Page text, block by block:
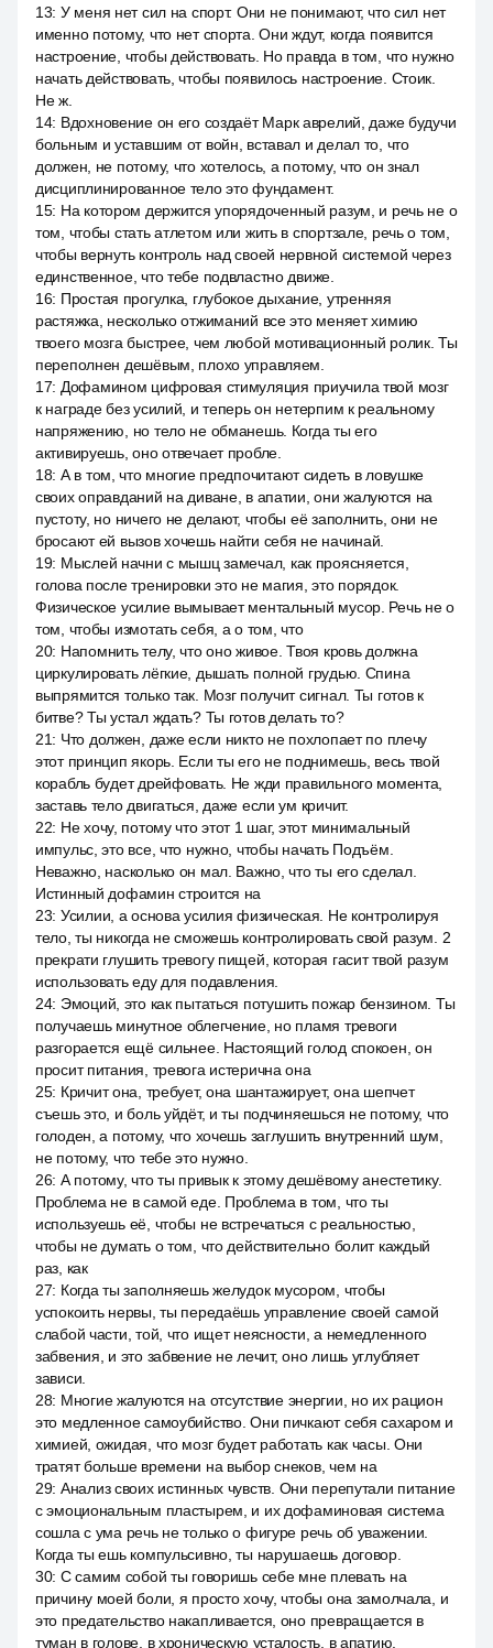
13: У меня нет сил на спорт. Они не понимают, что сил нет
именно потому, что нет спорта. Они ждут, когда появится
настроение, чтобы действовать. Но правда в том, что нужно
начать действовать, чтобы появилось настроение. Стоик.
Не ж.
14: Вдохновение он его создаёт Марк аврелий, даже будучи
больным и уставшим от войн, вставал и делал то, что
должен, не потому, что хотелось, а потому, что он знал
дисциплинированное тело это фундамент.
15: На котором держится упорядоченный разум, и речь не о
том, чтобы стать атлетом или жить в спортзале, речь о том,
чтобы вернуть контроль над своей нервной системой через
единственное, что тебе подвластно движе.
16: Простая прогулка, глубокое дыхание, утренняя
растяжка, несколько отжиманий все это меняет химию
твоего мозга быстрее, чем любой мотивационный ролик. Ты
переполнен дешёвым, плохо управляем.
17: Дофамином цифровая стимуляция приучила твой мозг
к награде без усилий, и теперь он нетерпим к реальному
напряжению, но тело не обманешь. Когда ты его
активируешь, оно отвечает пробле.
18: А в том, что многие предпочитают сидеть в ловушке
своих оправданий на диване, в апатии, они жалуются на
пустоту, но ничего не делают, чтобы её заполнить, они не
бросают ей вызов хочешь найти себя не начинай.
19: Мыслей начни с мышц замечал, как проясняется,
голова после тренировки это не магия, это порядок.
Физическое усилие вымывает ментальный мусор. Речь не о
том, чтобы измотать себя, а о том, что
20: Напомнить телу, что оно живое. Твоя кровь должна
циркулировать лёгкие, дышать полной грудью. Спина
выпрямится только так. Мозг получит сигнал. Ты готов к
битве? Ты устал ждать? Ты готов делать то?
21: Что должен, даже если никто не похлопает по плечу
этот принцип якорь. Если ты его не поднимешь, весь твой
корабль будет дрейфовать. Не жди правильного момента,
заставь тело двигаться, даже если ум кричит.
22: Не хочу, потому что этот 1 шаг, этот минимальный
импульс, это все, что нужно, чтобы начать Подъём.
Неважно, насколько он мал. Важно, что ты его сделал.
Истинный дофамин строится на
23: Усилии, а основа усилия физическая. Не контролируя
тело, ты никогда не сможешь контролировать свой разум. 2
прекрати глушить тревогу пищей, которая гасит твой разум
использовать еду для подавления.
24: Эмоций, это как пытаться потушить пожар бензином. Ты
получаешь минутное облегчение, но пламя тревоги
разгорается ещё сильнее. Настоящий голод спокоен, он
просит питания, тревога истерична она
25: Кричит она, требует, она шантажирует, она шепчет
съешь это, и боль уйдёт, и ты подчиняешься не потому, что
голоден, а потому, что хочешь заглушить внутренний шум,
не потому, что тебе это нужно.
26: А потому, что ты привык к этому дешёвому анестетику.
Проблема не в самой еде. Проблема в том, что ты
используешь её, чтобы не встречаться с реальностью,
чтобы не думать о том, что действительно болит каждый
раз, как
27: Когда ты заполняешь желудок мусором, чтобы
успокоить нервы, ты передаёшь управление своей самой
слабой части, той, что ищет неясности, а немедленного
забвения, и это забвение не лечит, оно лишь углубляет
зависи.
28: Многие жалуются на отсутствие энергии, но их рацион
это медленное самоубийство. Они пичкают себя сахаром и
химией, ожидая, что мозг будет работать как часы. Они
тратят больше времени на выбор снеков, чем на
29: Анализ своих истинных чувств. Они перепутали питание
с эмоциональным пластырем, и их дофаминовая система
сошла с ума речь не только о фигуре речь об уважении.
Когда ты ешь компульсивно, ты нарушаешь договор.
30: С самим собой ты говоришь себе мне плевать на
причину моей боли, я просто хочу, чтобы она замолчала, и
это предательство накапливается, оно превращается в
туман в голове, в хроническую усталость, в апатию.